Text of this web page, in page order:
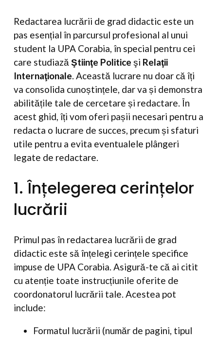
Redactarea lucrării de grad didactic este un
pas esențial în parcursul profesional al unui
student la UPA Corabia, în special pentru cei
care studiază Ştiinţe Politice şi Relaţii
Internaţionale. Această lucrare nu doar că îți
va consolida cunoștințele, dar va și demonstra
abilitățile tale de cercetare și redactare. În
acest ghid, îți vom oferi pașii necesari pentru a
redacta o lucrare de succes, precum și sfaturi
utile pentru a evita eventualele plângeri
legate de redactare.
1. Înțelegerea cerințelor
lucrării
Primul pas în redactarea lucrării de grad
didactic este să înțelegi cerințele specifice
impuse de UPA Corabia. Asigură-te că ai citit
cu atenție toate instrucțiunile oferite de
coordonatorul lucrării tale. Acestea pot
include:
Formatul lucrării (număr de pagini, tipul